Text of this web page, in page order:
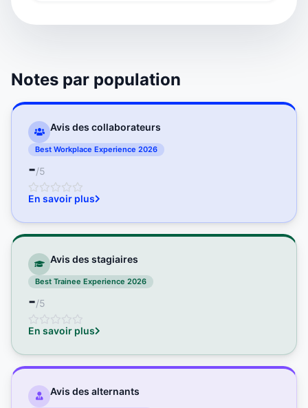
Notes par population
Avis des collaborateurs
Best Workplace Experience 2026
-/5
En savoir plus
Avis des stagiaires
Best Trainee Experience 2026
-/5
En savoir plus
Avis des alternants